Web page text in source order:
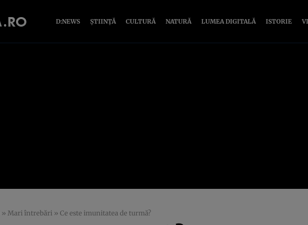
D:NEWS ȘTIINȚĂ CULTURĂ NATURĂ LUMEA DIGITALĂ ISTORIE
» Mari întrebări » Ce este imunitatea de turmă?